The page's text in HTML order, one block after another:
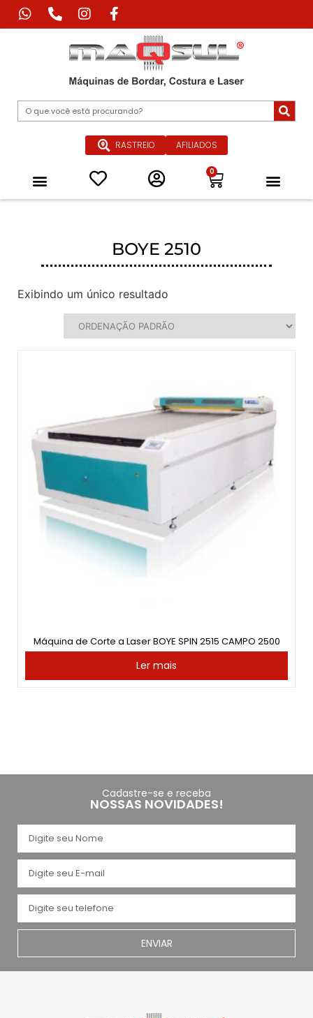
RASTREIO AFILIADOS
0
BOYE 2510
Exibindo um único resultado
Máquina de Corte a Laser BOYE SPIN 2515 CAMPO 2500
Ler mais
Cadastre-se e receba
NOSSAS NOVIDADES!
ENVIAR